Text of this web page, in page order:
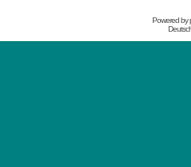
Powered by